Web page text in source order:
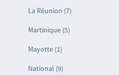
La Réunion (7)
Martinique (5)
Mayotte (1)
National (9)